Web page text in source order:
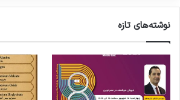
نوشته‌های تازه